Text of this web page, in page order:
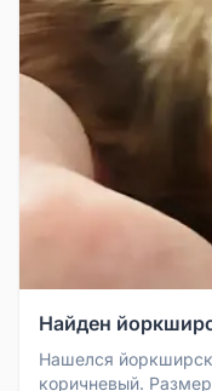
Найден
Нашелся
коричневый.